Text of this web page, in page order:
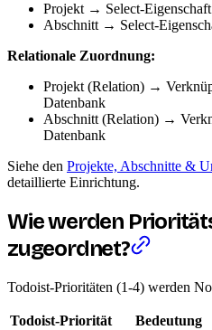
Projekt → Select-
Abschnitt → Select-
Relationale Zuordnung:
Projekt (Relation) →
Datenbank
Abschnitt (Relation) →
Datenbank
Siehe den Projekte, Abschnitte &
detaillierte Einrichtung.
Wie werden
zugeordnet?
Todoist-Prioritäten (1-4) werden
Todoist-Priorität
Bedeutung